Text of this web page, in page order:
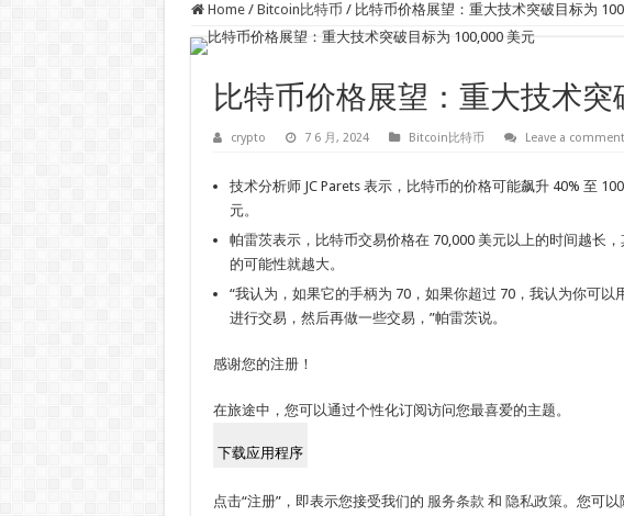
Home / Bitcoin比特币 / 比特币价格展望：重大技术突破目标为
比特币价格展望：重大技术突
crypto 7 6 月, 2024 Bitcoin比特币 Leave a comment
技术分析师 JC Parets 表示，比特币的价格可能飙升 40% 至
元。
帕雷茨表示，比特币交易价格在 70,000 美元以上的时间越长，
的可能性就越大。
“我认为，如果它的手柄为 70，如果你超过 70，我认为你可以
进行交易，然后再做一些交易，”帕雷茨说。
感谢您的注册！
在旅途中，您可以通过个性化订阅访问您最喜爱的主题。
下载应用程序
点击“注册”，即表示您接受我们的 服务条款 和 隐私政策。您可以